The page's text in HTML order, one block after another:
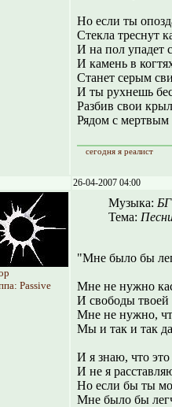
Но если ты
Стекла треснут
И на пол упадет
И камень в
Станет серым
И ты рухнешь
Разбив свои
Рядом с
сегодня я реалист
26-04-2007 04:00
Passive
Музыка: БГ
Тема:
"Мне было бы
Мне не нужно
И свободы твоей
Мне не нужно,
Мы и так и так
И я знаю, что
И не я
Но если бы ты
Мне было бы